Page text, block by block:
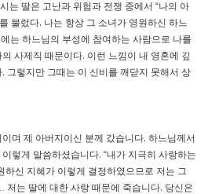
는 딸은 고난과 위험과 전쟁 중에서 “나의 아
불렀다. 나는 항상 그 소녀가 영원하신 하느
는 하느님의 부성에 참여하는 사람으로 나를
의 사제직 때문이다. 이런 느낌이 내 영혼에 깊
. 그렇지만 그때는 이 신비를 깨닫지 못해서 상
며 제 아버지이신 분께 갔습니다.하느님께서
렇게 말씀하셨습니다. “내가 지극히 사랑하는
하신 지혜가 이렇게 결정하였으므로 저는 그
저는 딸에 대한 사랑 때문에 죽습니다. 당신은